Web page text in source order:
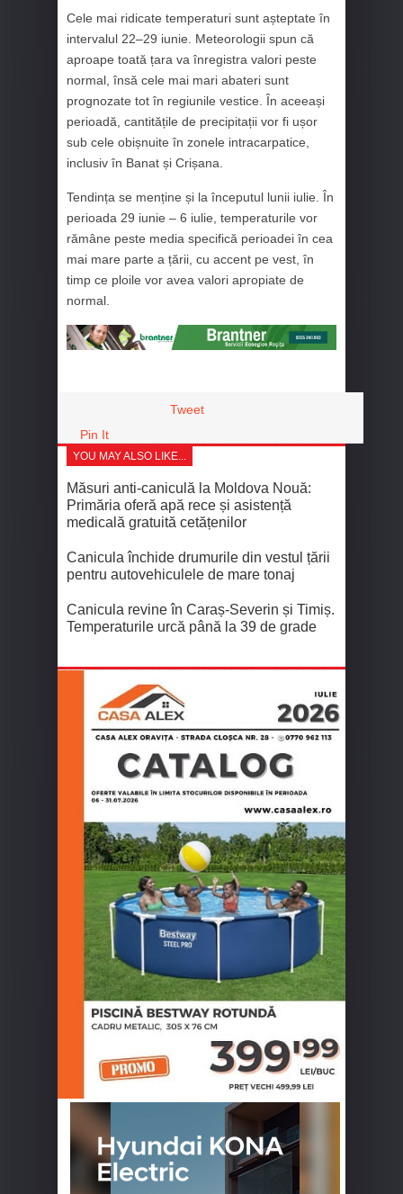
Cele mai ridicate temperaturi sunt așteptate în
intervalul 22–29 iunie. Meteorologii spun că
aproape toată țara va înregistra valori peste
normal, însă cele mai mari abateri sunt
prognozate tot în regiunile vestice. În aceeași
perioadă, cantitățile de precipitații vor fi ușor
sub cele obișnuite în zonele intracarpatice,
inclusiv în Banat și Crișana.
Tendința se menține și la începutul lunii iulie. În
perioada 29 iunie – 6 iulie, temperaturile vor
rămâne peste media specifică perioadei în cea
mai mare parte a țării, cu accent pe vest, în
timp ce ploile vor avea valori apropiate de
normal.
Tweet
Pin It
YOU MAY ALSO LIKE...
Măsuri anti-caniculă la Moldova Nouă:
Primăria oferă apă rece și asistență
medicală gratuită cetățenilor
Canicula închide drumurile din vestul țării
pentru autovehiculele de mare tonaj
Canicula revine în Caraș-Severin și Timiș.
Temperaturile urcă până la 39 de grade